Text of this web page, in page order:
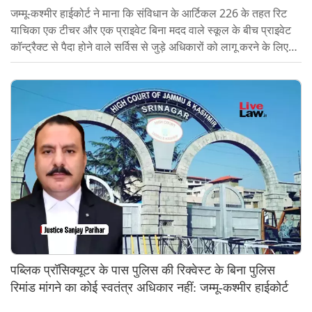
जम्मू-कश्मीर हाईकोर्ट ने माना कि संविधान के आर्टिकल 226 के तहत रिट
याचिका एक टीचर और एक प्राइवेट बिना मदद वाले स्कूल के बीच प्राइवेट
कॉन्ट्रैक्ट से पैदा होने वाले सर्विस से जुड़े अधिकारों को लागू करने के लिए
मेंटेनेबल नहीं है।जस्टिस संजय धर की बेंच ने दोहराया कि हालांकि प्राइवेट
एजुकेशनल इंस्टीट्यूशन कुछ हालात में रिट जूरिस्डिक्शन के लिए योग्य हो
सकते हैं, ज्यूडिशियल रिव्यू सिर्फ पब्लिक लॉ एलिमेंट वाले कामों तक ही
लिमिटेड होगा।कॉन्ट्रैक्ट वाली सर्विस शर्तों से पैदा होने वाले पूरी तरह से
प्राइवेट...
पब्लिक प्रॉसिक्यूटर के पास पुलिस की रिक्वेस्ट के बिना पुलिस
रिमांड मांगने का कोई स्वतंत्र अधिकार नहीं: जम्मू-कश्मीर हाईकोर्ट